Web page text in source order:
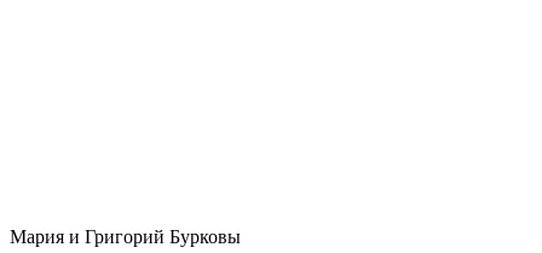
Мария и Григорий Бурковы